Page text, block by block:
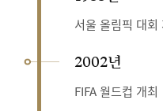
서울 올림픽 대회
2002년
FIFA 월드컵 개최